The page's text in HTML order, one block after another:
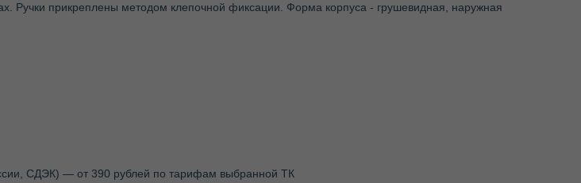
Ручки прикреплены методом клепочной фиксации. Форма корпуса - грушевидная, наружная
СДЭК) — от 390 рублей по тарифам выбранной ТК